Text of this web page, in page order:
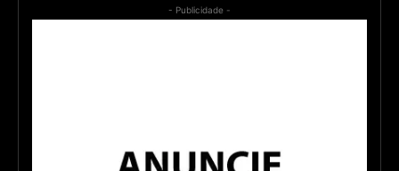
- Publicidade -